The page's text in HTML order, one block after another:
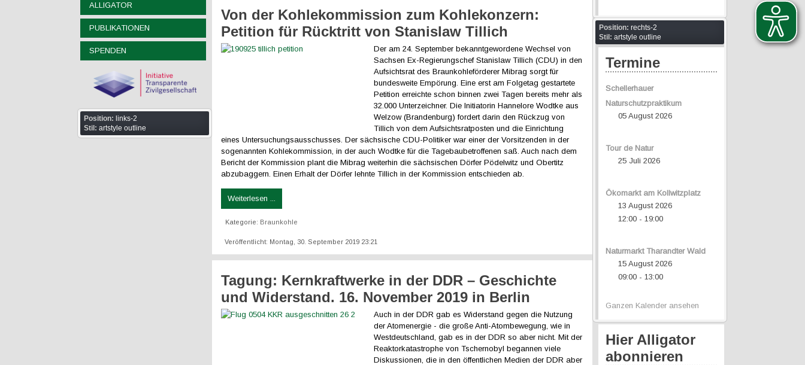
ALLIGATOR
PUBLIKATIONEN
SPENDEN
Position: links-2
Stil: artstyle outline
Von der Kohlekommission zum Kohlekonzern:
Petition für Rücktritt von Stanislaw Tillich
Der am 24. September bekanntgewordene Wechsel von
Sachsen Ex-Regierungschef Stanislaw Tillich (CDU) in den
Aufsichtsrat des Braunkohleförderer Mibrag sorgt für
bundesweite Empörung. Eine erst am Folgetag gestartete
Petition erreichte schon binnen zwei Tagen bereits mehr als
32.000 Unterzeichner. Die Initiatorin Hannelore Wodtke aus
Welzow (Brandenburg) fordert darin den Rückzug von
Tillich von dem Aufsichtsratposten und die Einrichtung
eines Untersuchungsausschusses. Der sächsische CDU-Politiker war einer der Vorsitzenden in der
sogenannten Kohlekommission, in der auch Wodtke für die Tagebaubetroffenen saß. Auch nach dem
Bericht der Kommission plant die Mibrag weiterhin die sächsischen Dörfer Pödelwitz und Obertitz
abzubaggern. Einen Erhalt der Dörfer lehnte Tillich in der Kommission entschieden ab.
Weiterlesen ...
Kategorie: Braunkohle
Veröffentlicht: Montag, 30. September 2019 23:21
Tagung: Kernkraftwerke in der DDR – Geschichte
und Widerstand. 16. November 2019 in Berlin
Auch in der DDR gab es Widerstand gegen die Nutzung
der Atomenergie - die große Anti-Atombewegung, wie in
Westdeutschland, gab es in der DDR so aber nicht. Mit der
Reaktorkatastrophe von Tschernobyl begannen viele
Diskussionen, die in den öffentlichen Medien der DDR aber
Position: rechts-2
Stil: artstyle outline
Termine
Schellerhauer
Naturschutzpraktikum
05 August 2026
Tour de Natur
25 Juli 2026
Ökomarkt am Kollwitzplatz
13 August 2026
12:00 -19:00
Naturmarkt Tharandter Wald
15 August 2026
09:00 -13:00
Ganzen Kalender ansehen
Hier Alligator
abonnieren